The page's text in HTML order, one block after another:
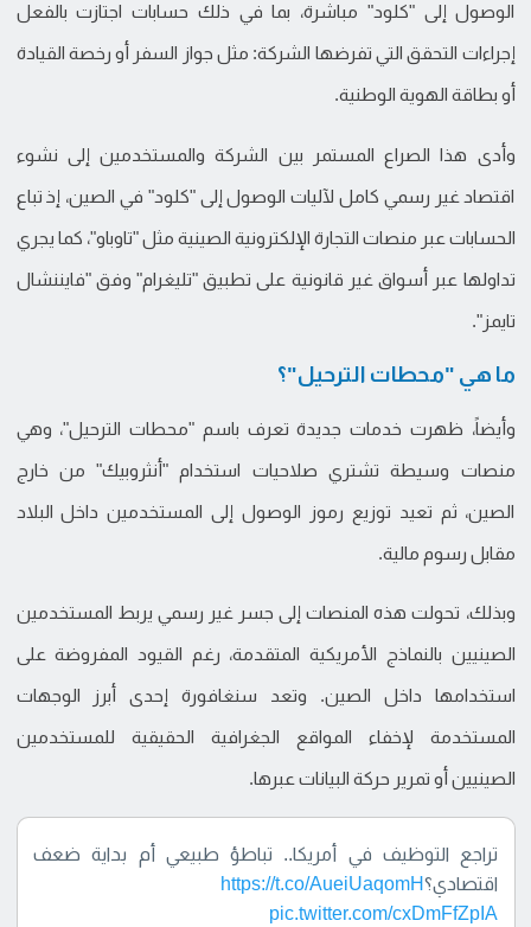
الوصول إلى "كلود" مباشرة، بما في ذلك حسابات اجتازت بالفعل
إجراءات التحقق التي تفرضها الشركة: مثل جواز السفر أو رخصة القيادة
أو بطاقة الهوية الوطنية.
وأدى هذا الصراع المستمر بين الشركة والمستخدمين إلى نشوء
اقتصاد غير رسمي كامل لآليات الوصول إلى "كلود" في الصين، إذ تباع
الحسابات عبر منصات التجارة الإلكترونية الصينية مثل "تاوباو"، كما يجري
تداولها عبر أسواق غير قانونية على تطبيق "تليغرام" وفق "فايننشال
تايمز".
ما هي "محطات الترحيل"؟
وأيضاً، ظهرت خدمات جديدة تعرف باسم "محطات الترحيل"، وهي
منصات وسيطة تشتري صلاحيات استخدام "أنثروبيك" من خارج
الصين، ثم تعيد توزيع رموز الوصول إلى المستخدمين داخل البلاد
مقابل رسوم مالية.
وبذلك، تحولت هذه المنصات إلى جسر غير رسمي يربط المستخدمين
الصينيين بالنماذج الأمريكية المتقدمة، رغم القيود المفروضة على
استخدامها داخل الصين. وتعد سنغافورة إحدى أبرز الوجهات
المستخدمة لإخفاء المواقع الجغرافية الحقيقية للمستخدمين
الصينيين أو تمرير حركة البيانات عبرها.
تراجع التوظيف في أمريكا.. تباطؤ طبيعي أم بداية ضعف
اقتصادي؟https://t.co/AueiUaqomH
pic.twitter.com/cxDmFfZpIA